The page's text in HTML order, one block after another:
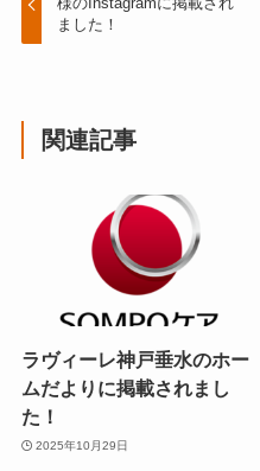
ました！
関連記事
ラヴィーレ神戸垂水のホー
ムだよりに掲載されまし
た！
2025年10月29日